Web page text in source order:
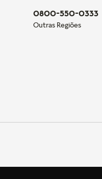
0800-550-0333
Outras Regiões